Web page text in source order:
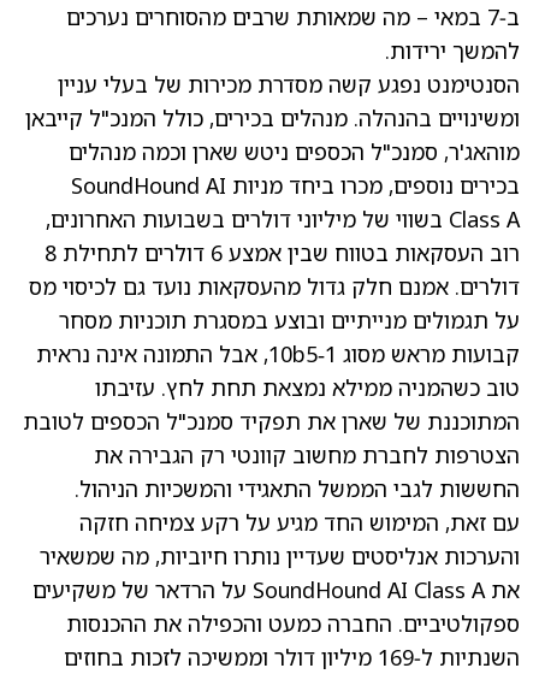
ב‑7 במאי – מה שמאותת שרבים מהסוחרים נערכים
להמשך ירידות.
הסנטימנט נפגע קשה מסדרת מכירות של בעלי עניין
ומשינויים בהנהלה. מנהלים בכירים, כולל המנכ"ל קייבאן
מוהאג'ר, סמנכ"ל הכספים ניטש שארן וכמה מנהלים
בכירים נוספים, מכרו ביחד מניות SoundHound AI
Class A בשווי של מיליוני דולרים בשבועות האחרונים,
רוב העסקאות בטווח שבין אמצע 6 דולרים לתחילת 8
דולרים. אמנם חלק גדול מהעסקאות נועד גם לכיסוי מס
על תגמולים מנייתיים ובוצע במסגרת תוכניות מסחר
קבועות מראש מסוג 10b5‑1, אבל התמונה אינה נראית
טוב כשהמניה ממילא נמצאת תחת לחץ. עזיבתו
המתוכננת של שארן את תפקיד סמנכ"ל הכספים לטובת
הצטרפות לחברת מחשוב קוונטי רק הגבירה את
החששות לגבי הממשל התאגידי והמשכיות הניהול.
עם זאת, המימוש החד מגיע על רקע צמיחה חזקה
והערכות אנליסטים שעדיין נותרו חיוביות, מה שמשאיר
את SoundHound AI Class A על הרדאר של משקיעים
ספקולטיביים. החברה כמעט והכפילה את ההכנסות
השנתיות ל‑169 מיליון דולר וממשיכה לזכות בחוזים